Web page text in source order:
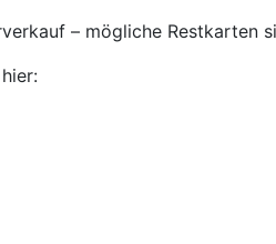
– mögliche Restkarten